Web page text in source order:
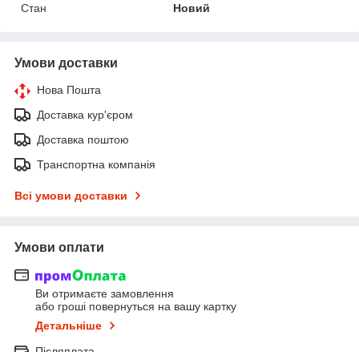
Стан
Новий
Умови доставки
Нова Пошта
Доставка кур'єром
Доставка поштою
Транспортна компанія
Всі умови доставки
Умови оплати
Ви отримаєте замовлення
або гроші повернуться на вашу картку
Детальніше